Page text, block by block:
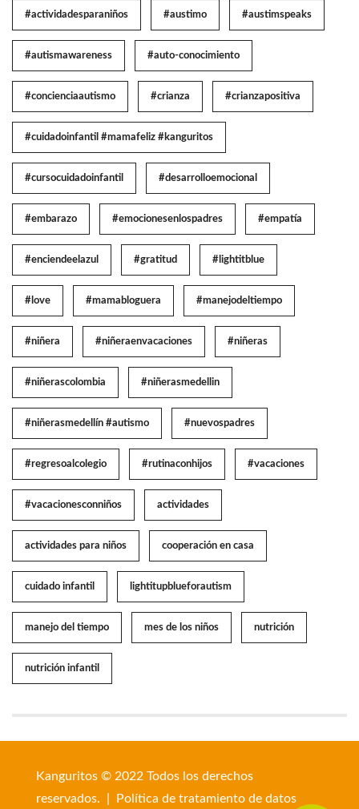
#actividadesparaniños #austimo #austimspeaks
#autismawareness #auto-conocimiento
#concienciaautismo #crianza #crianzapositiva
#cuidadoinfantil #mamafeliz #kanguritos
#cursocuidadoinfantil #desarrolloemocional
#embarazo #emocionesenlospadres #empatía
#enciendeelazul #gratitud #lightitblue
#love #mamabloguera #manejodeltiempo
#niñera #niñeraenvacaciones #niñeras
#niñerascolombia #niñerasmedellin
#niñerasmedellín #autismo #nuevospadres
#regresoalcolegio #rutinaconhijos #vacaciones
#vacacionesconniños actividades
actividades para niños cooperación en casa
cuidado infantil lightitupblueforautism
manejo del tiempo mes de los niños nutrición
nutrición infantil
Kanguritos © 2022 Todos los derechos
reservados. |
Política de tratamiento de datos